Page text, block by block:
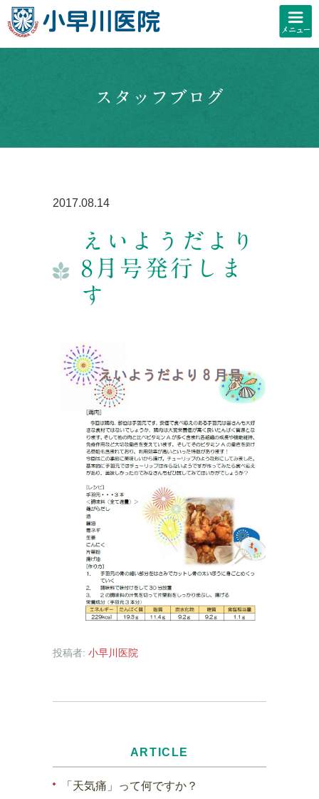
スタッフブログ
2017.08.14
えいようだより
8月号発行しま
す
投稿者: 小早川医院
ARTICLE
「天気痛」って何ですか？